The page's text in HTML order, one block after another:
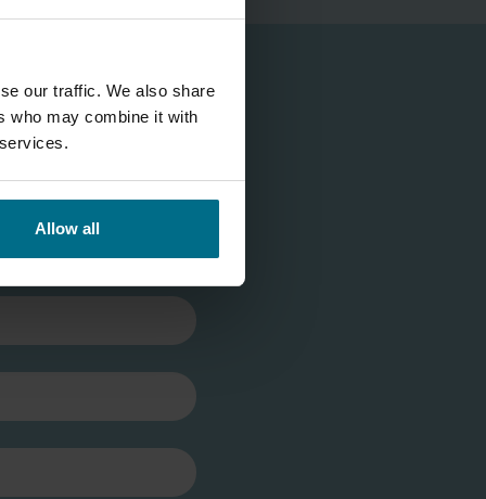
our traffic. We also share
who may combine it with
Allow all